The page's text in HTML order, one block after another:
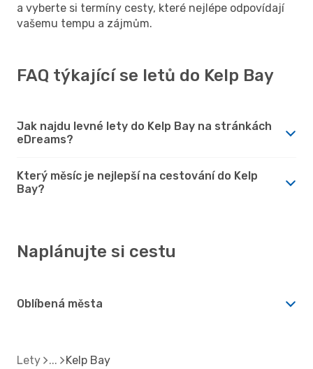
a vyberte si termíny cesty, které nejlépe odpovídají
vašemu tempu a zájmům.
FAQ týkající se letů do Kelp Bay
Jak najdu levné lety do Kelp Bay na stránkách
eDreams?
Který měsíc je nejlepší na cestování do Kelp
Bay?
Naplánujte si cestu
Oblíbená města
Lety Kelp Bay